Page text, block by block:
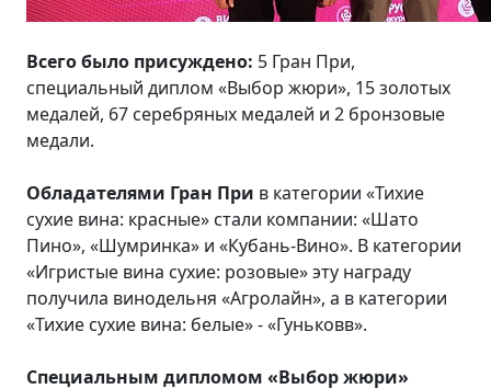
Всего было присуждено: 5 Гран При,
специальный диплом «Выбор жюри», 15 золотых
медалей, 67 серебряных медалей и 2 бронзовые
медали.
Обладателями Гран При в категории «Тихие
сухие вина: красные» стали компании: «Шато
Пино», «Шумринка» и «Кубань-Вино». В категории
«Игристые вина сухие: розовые» эту награду
получила винодельня «Агролайн», а в категории
«Тихие сухие вина: белые» - «Гуньковв».
Специальным дипломом «Выбор жюри»